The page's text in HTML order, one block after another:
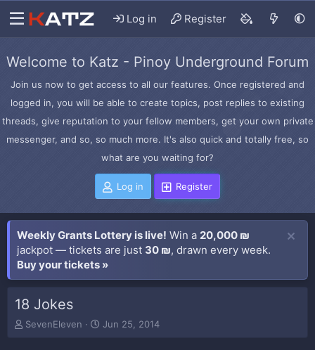
Log in Register
Welcome to Katz - Pinoy Underground Forum
Join us now to get access to all our features. Once registered and
logged in, you will be able to create topics, post replies to existing
threads, give reputation to your fellow members, get your own private
messenger, and so, so much more. It's also quick and totally free, so
what are you waiting for?
Log in Register
Weekly Grants Lottery is live! Win a 20,000 ₪
jackpot — tickets are just 30 ₪, drawn every week.
Buy your tickets »
18 Jokes
T
SevenEleven
S
Jun 25, 2014